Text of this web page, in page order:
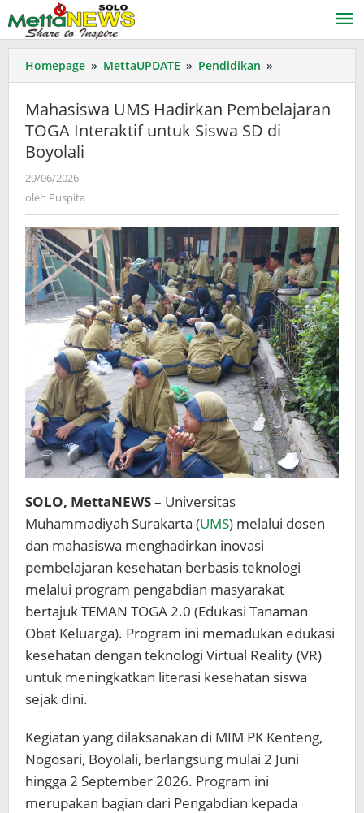
ke
konten
Homepage » MettaUPDATE » Pendidikan »
UMS
Pembelajaran
TOGA
di
Boyolali
Mahasiswa UMS Hadirkan Pembelajaran
TOGA Interaktif untuk Siswa SD di
Boyolali
29/06/2026
oleh Puspita
SOLO, MettaNEWS– Universitas
Muhammadiyah Surakarta (UMS) melalui dosen
dan mahasiswa menghadirkan inovasi
pembelajaran kesehatan berbasis teknologi
melalui program pengabdian masyarakat
bertajuk TEMAN TOGA 2.0 (Edukasi Tanaman
Obat Keluarga). Program ini memadukan edukasi
kesehatan dengan teknologi Virtual Reality (VR)
untuk meningkatkan literasi kesehatan siswa
sejak dini.
Kegiatan yang dilaksanakan di MIM PK Kenteng,
Nogosari, Boyolali, berlangsung mulai 2 Juni
hingga 2 September 2026. Program ini
merupakan bagian dari Pengabdian kepada